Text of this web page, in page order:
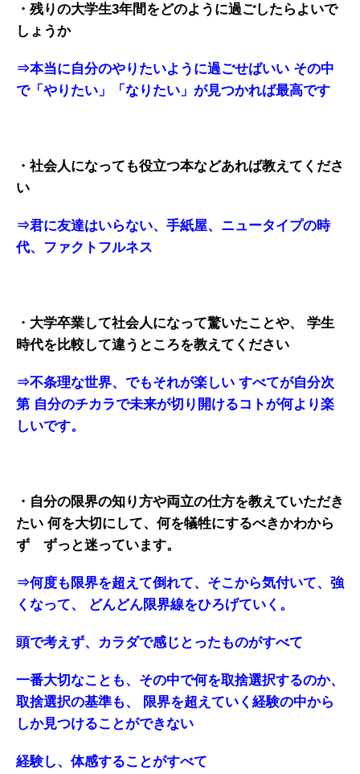
・残りの大学生3年間をどのように過ごしたらよいで
しょうか
⇒本当に自分のやりたいように過ごせばいい その中
で「やりたい」「なりたい」が見つかれば最高です
・社会人になっても役立つ本などあれば教えてくださ
い
⇒君に友達はいらない、手紙屋、ニュータイプの時
代、ファクトフルネス
・大学卒業して社会人になって驚いたことや、
学生
時代を比較して違うところを教えてください
⇒不条理な世界、でもそれが楽しい すべてが自分次
第 自分のチカラで未来が切り開けるコトが何より楽
しいです。
・自分の限界の知り方や両立の仕方を教えていただき
たい 何を大切にして、何を犠牲にするべきかわから
ず ずっと迷っています。
⇒何度も限界を超えて倒れて、そこから気付いて、強
くなって、
どんどん限界線をひろげていく。
頭で考えず、カラダで感じとったものがすべて
一番大切なことも、その中で何を取捨選択するのか、
取捨選択の基準も、
限界を超えていく経験の中から
しか見つけることができない
経験し、体感することがすべて